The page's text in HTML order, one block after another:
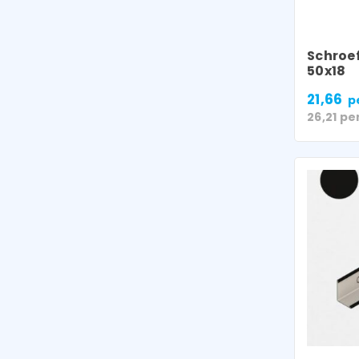
50x18
21,66
26,21